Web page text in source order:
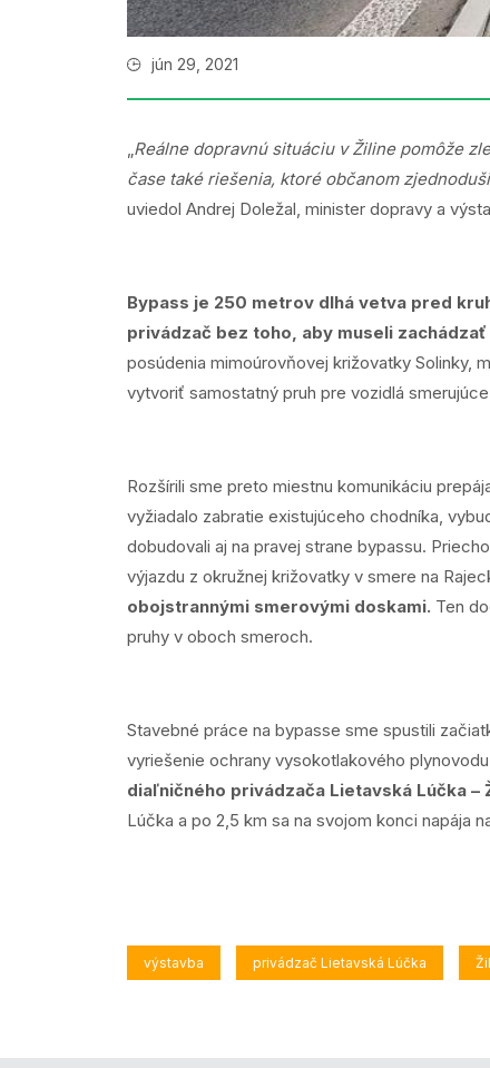
jún 29, 2021
„Reálne dopravnú situáciu v Žiline pomôže
čase také riešenia, ktoré občanom
uviedol Andrej Doležal, minister dopravy a
Bypass je 250 metrov dlhá vetva pred
privádzač bez toho, aby museli
posúdenia mimoúrovňovej križovatky Solinky,
vytvoriť samostatný pruh pre vozidlá
Rozšírili sme preto miestnu komunikáciu
vyžiadalo zabratie existujúceho chodníka,
dobudovali aj na pravej strane bypassu.
výjazdu z okružnej križovatky v smere na
obojstrannými smerovými doskami. Ten
pruhy v oboch smeroch.
Stavebné práce na bypasse sme spustili
vyriešenie ochrany vysokotlakového
diaľničného privádzača Lietavská Lúčka –
Lúčka a po 2,5 km sa na svojom konci napája
výstavba privádzač Lietavská Lúčka